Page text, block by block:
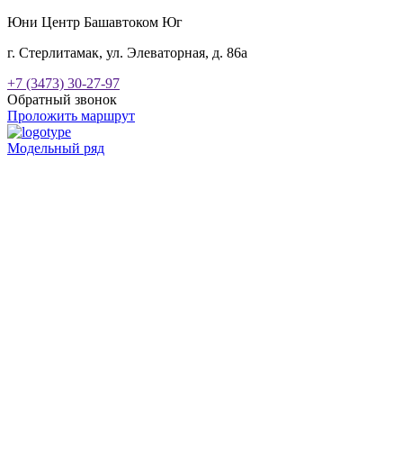
Юни Центр Башавтоком Юг
г. Стерлитамак, ул. Элеваторная, д. 86а
+7 (3473) 30-27-97
Обратный звонок
Проложить маршрут
Модельный ряд